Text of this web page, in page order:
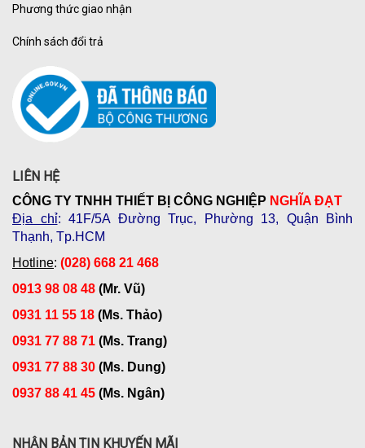
Phương thức giao nhận
Chính sách đổi trả
LIÊN HỆ
CÔNG TY TNHH THIẾT BỊ CÔNG NGHIỆP NGHĨA ĐẠT
Địa chỉ: 41F/5A Đường Trục, Phường 13, Quận Bình
Thạnh, Tp.HCM
Hotline: (028) 668 21 468
0913 98 08 48 (Mr. Vũ)
0931 11 55 18 (Ms. Thảo)
0931 77 88 71 (Ms. Trang)
0931 77 88 30 (Ms. Dung)
0937 88 41 45 (Ms. Ngân)
NHẬN BẢN TIN KHUYẾN MÃI